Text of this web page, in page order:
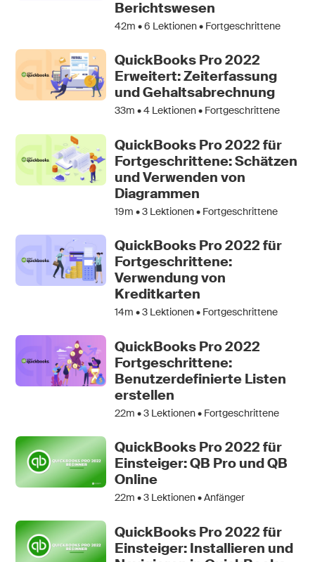
Berichtswesen
42m •6 Lektionen • Fortgeschrittene
QuickBooks Pro 2022
Erweitert: Zeiterfassung
und Gehaltsabrechnung
33m •4 Lektionen • Fortgeschrittene
QuickBooks Pro 2022 für
Fortgeschrittene: Schätzen
und Verwenden von
Diagrammen
19m •3 Lektionen • Fortgeschrittene
QuickBooks Pro 2022 für
Fortgeschrittene:
Verwendung von
Kreditkarten
14m •3 Lektionen • Fortgeschrittene
QuickBooks Pro 2022
Fortgeschrittene:
Benutzerdefinierte Listen
erstellen
22m •3 Lektionen • Fortgeschrittene
QuickBooks Pro 2022 für
Einsteiger: QB Pro und QB
Online
22m •3 Lektionen • Anfänger
QuickBooks Pro 2022 für
Einsteiger: Installieren und